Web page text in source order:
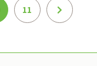
11